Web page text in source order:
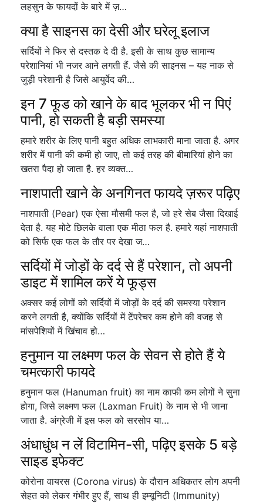
लहसुन के फायदों के बारे में ज़…
क्या है साइनस का देसी और घरेलू इलाज
सर्दियों ने फिर से दस्तक दे दी है. इसी के साथ कुछ सामान्य
परेशानियां भी नजर आने लगती हैं. जैसे की साइनस – यह नाक से
जुड़ी परेशानी है जिसे आयुर्वेद की…
इन 7 फूड को खाने के बाद भूलकर भी न पिएं
पानी, हो सकती है बड़ी समस्या
हमारे शरीर के लिए पानी बहुत अधिक लाभकारी माना जाता है. अगर
शरीर में पानी की कमी हो जाए, तो कई तरह की बीमारियां होने का
खतरा पैदा हो जाता है. हर व्यक्त…
नाशपाती खाने के अनगिनत फायदे ज़रूर पढ़िए
नाशपाती (Pear) एक ऐसा मौसमी फल है, जो हरे सेब जैसा दिखाई
देता है. यह मोटे छिलके वाला एक मीठा फल है. हमारे यहां नाशपाती
को सिर्फ एक फल के तौर पर देखा ज…
सर्दियों में जोड़ों के दर्द से हैं परेशान, तो अपनी
डाइट में शामिल करें ये फूड्स
अक्सर कई लोगों को सर्दियों में जोड़ों के दर्द की समस्या परेशान
करने लगती है, क्योंकि सर्दियों में टेंपरेचर कम होने की वजह से
मांसपेशियों में खिंचाव हो…
हनुमान या लक्ष्मण फल के सेवन से होते हैं ये
चमत्कारी फायदे
हनुमान फल (Hanuman fruit) का नाम काफी कम लोगों ने सुना
होगा, जिसे लक्ष्मण फल (Laxman Fruit) के नाम से भी जाना
जाता है. अंग्रेजी में इस फल को सरसोप या…
अंधाधुंध न लें विटामिन-सी, पढ़िए इसके 5 बड़े
साइड इफेक्ट
कोरोना वायरस (Corona virus) के दौरान अधिकतर लोग अपनी
सेहत को लेकर गंभीर हुए हैं, साथ ही इम्यूनिटी (Immunity)